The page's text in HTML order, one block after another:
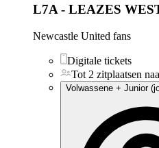
L7A - LEAZES
Newcastle United fans
Digitale tickets
Tot 2 zitplaatsen
Volwassene + Junior